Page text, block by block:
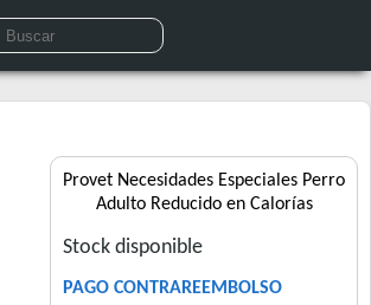
Provet Necesidades Especiales Perro
Adulto Reducido en Calorías
Stock disponible
PAGO CONTRAREEMBOLSO